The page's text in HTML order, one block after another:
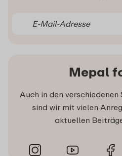
Mepal
Auch in den
sind wir mit vielen
aktuellen